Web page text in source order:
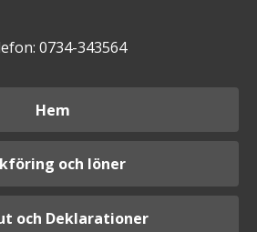
0734-343564
Hem
och löner
och Deklarationer